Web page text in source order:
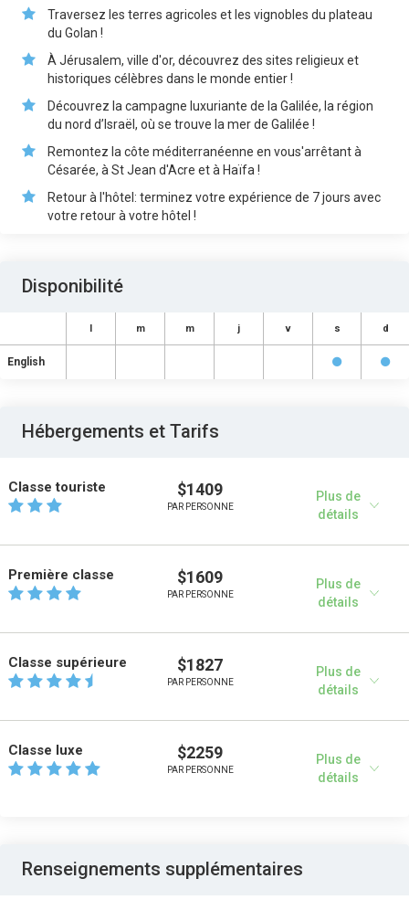
Traversez les terres agricoles et les vignobles du plateau
du Golan !
À Jérusalem, ville d'or, découvrez des sites religieux et
historiques célèbres dans le monde entier !
Découvrez la campagne luxuriante de la Galilée, la région
du nord d’Israël, où se trouve la mer de Galilée !
Remontez la côte méditerranéenne en vous'arrêtant à
Césarée, à St Jean d'Acre et à Haïfa !
Retour à l'hôtel: terminez votre expérience de 7 jours avec
votre retour à votre hôtel !
Disponibilité
l m m j v s d
English
Hébergements et Tarifs
Classe touriste $1409
PAR PERSONNE
Plus de
détails
Première classe $1609
PAR PERSONNE
Plus de
détails
Classe supérieure $1827
PAR PERSONNE
Plus de
détails
Classe luxe $2259
PAR PERSONNE
Plus de
détails
Renseignements supplémentaires